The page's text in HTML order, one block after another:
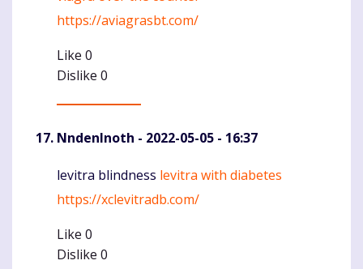
https://aviagrasbt.com/
Like 0
Dislike 0
NndenInoth - 2022-05-05 - 16:37
Komentaras
levitra blindness levitra with diabetes
https://xclevitradb.com/
Like 0
Dislike 0